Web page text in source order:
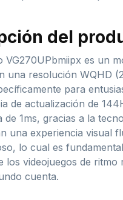
del
VG270UPbmiipx es un
una resolución WQHD
para
de actualización de
de 1ms, gracias a la
una experiencia visual
lo cual es
los videojuegos de ritmo
cuenta.